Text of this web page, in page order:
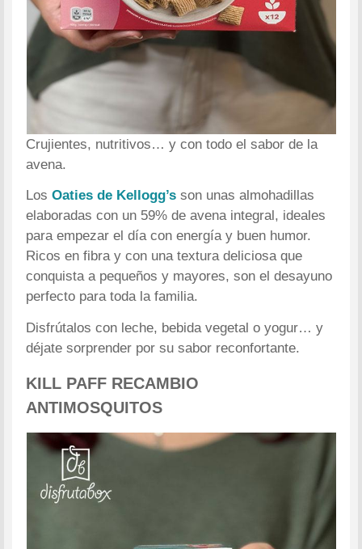
Crujientes, nutritivos… y con todo el sabor de la
avena.
LosOaties de Kellogg’s son unas almohadillas
elaboradas con un 59% de avena integral, ideales
para empezar el día con energía y buen humor.
Ricos en fibra y con una textura deliciosa que
conquista a pequeños y mayores, son el desayuno
perfecto para toda la familia.
Disfrútalos con leche, bebida vegetal o yogur… y
déjate sorprender por su sabor reconfortante.
KILL PAFF RECAMBIO
ANTIMOSQUITOS